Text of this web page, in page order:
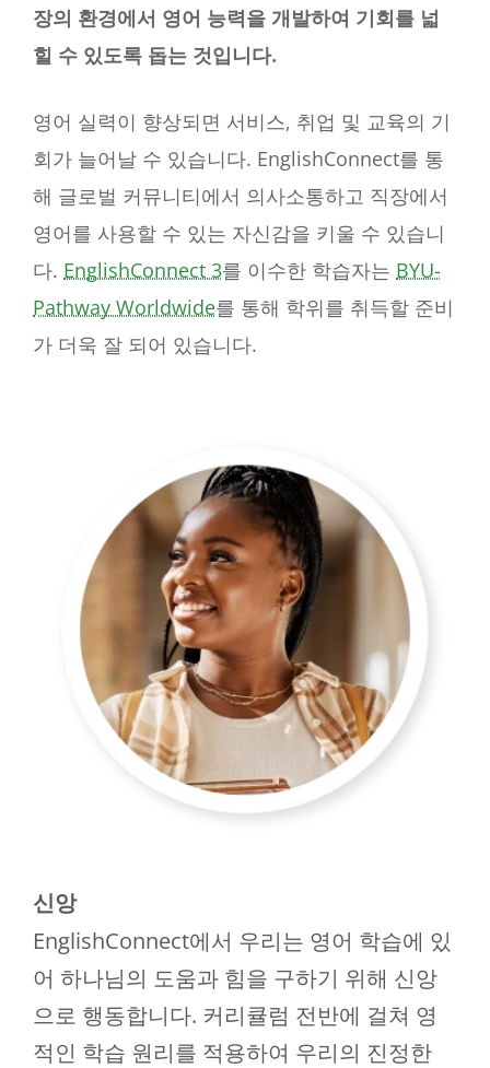
장의 환경에서 영어 능력을 개발하여 기회를 넓
힐 수 있도록 돕는 것입니다.
영어 실력이 향상되면 서비스, 취업 및 교육의 기
회가 늘어날 수 있습니다. EnglishConnect를 통
해 글로벌 커뮤니티에서 의사소통하고 직장에서
영어를 사용할 수 있는 자신감을 키울 수 있습니
다. EnglishConnect 3를 이수한 학습자는 BYU-
Pathway Worldwide를 통해 학위를 취득할 준비
가 더욱 잘 되어 있습니다.
신앙
EnglishConnect에서 우리는 영어 학습에 있
어 하나님의 도움과 힘을 구하기 위해 신앙
으로 행동합니다. 커리큘럼 전반에 걸쳐 영
적인 학습 원리를 적용하여 우리의 진정한